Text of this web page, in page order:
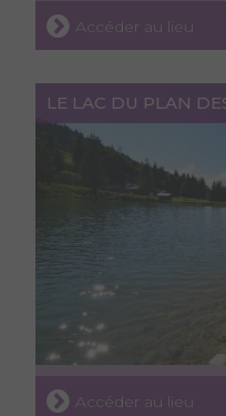
Accéder au lieu
LE LAC DU PLAN
Accéder au lieu